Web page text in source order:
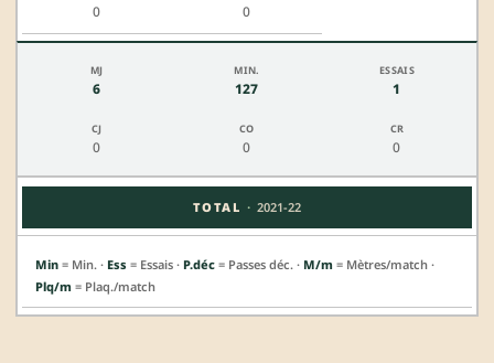
0 0
6 127 1
0 0 0
TOTAL · 2021-22
Min = Min. · Ess = Essais · P.déc = Passes déc. · M/m = Mètres/match ·
Plq/m = Plaq./match